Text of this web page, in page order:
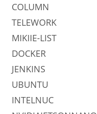
COLUMN
TELEWORK
MIKIIE-LIST
DOCKER
JENKINS
UBUNTU
INTELNUC